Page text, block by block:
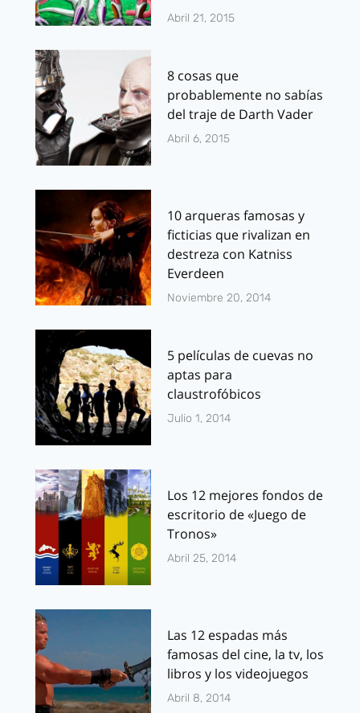
Abril 21, 2015
8 cosas que
probablemente no sabías
del traje de Darth Vader
Abril 6, 2015
10 arqueras famosas y
ficticias que rivalizan en
destreza con Katniss
Everdeen
Noviembre 20, 2014
5 películas de cuevas no
aptas para
claustrofóbicos
Julio 1, 2014
Los 12 mejores fondos de
escritorio de «Juego de
Tronos»
Abril 25, 2014
Las 12 espadas más
famosas del cine, la tv, los
libros y los videojuegos
Abril 8, 2014